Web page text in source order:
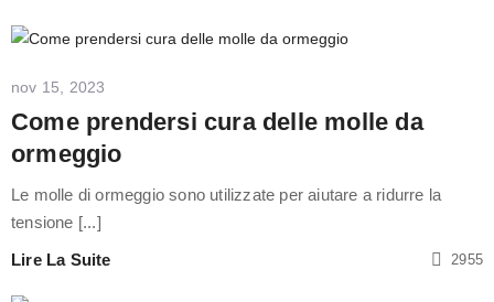
nov 15, 2023
Come prendersi cura delle molle da
ormeggio
Le molle di ormeggio sono utilizzate per aiutare a ridurre la
tensione [...]
Lire La Suite
2955